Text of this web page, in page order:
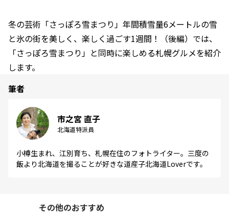
冬の芸術「さっぽろ雪まつり」年間積雪量6メートルの雪
と氷の街を美しく、楽しく過ごす1週間！（後編）では、
「さっぽろ雪まつり」と同時に楽しめる札幌グルメを紹介
します。
筆者
市之宮 直子
北海道特派員
小樽生まれ、江別育ち、札幌在住のフォトライター。三度の
飯より北海道を撮ることが好きな道産子北海道Loverです。
その他のおすすめ